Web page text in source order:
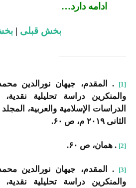
ادامه دارد…
بخش قبلی |
[1]
. المقدم، جیهان نورالدین
والمنکرین دراسة تحلیلیة
الدراسات الإسلامیة والعربیة، المجلد
الثانی ۲۰۱۹ م، ص ۶۰.
[2] . همان، ص ۶۰.
[3]
. المقدم، جیهان نورالدین
والمنکرین دراسة تحلیلیة